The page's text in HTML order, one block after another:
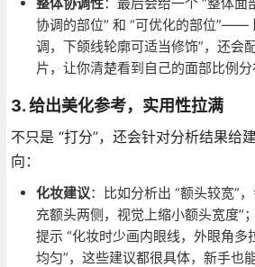
协调的部位” 和 “可优化的部位”——
调，下颌线轮廓可适当修饰”，还会
片，让你清楚看到自己的面部比例分
3. 给出美化参考，实用性拉满
不只是 “打分”，还会针对分析结果给
向：
化妆建议：比如分析出 “额头较宽”
充额头两侧，视觉上缩小额头宽度”
提示 “化妆时少画内眼线，外眼角多
均匀”，这些建议都很具体，新手也能